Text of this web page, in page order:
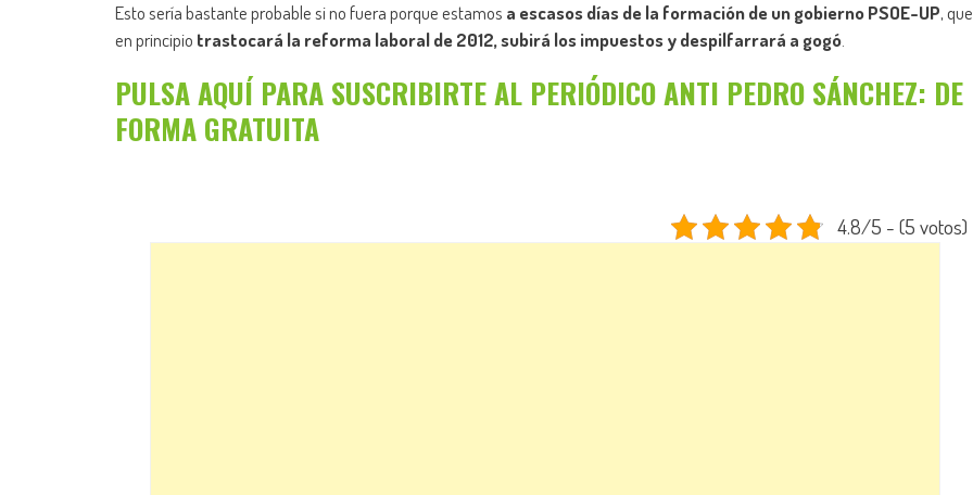
Esto sería bastante probable si no fuera porque estamos a escasos días de la formación de un gobierno PSOE-UP, que
en principio trastocará la reforma laboral de 2012, subirá los impuestos y despilfarrará a gogó
PULSA AQUÍ PARA SUSCRIBIRTE AL PERIÓDICO ANTI PEDRO SÁNCHEZ: DE
FORMA GRATUITA
4.8/5 - (5 votos)